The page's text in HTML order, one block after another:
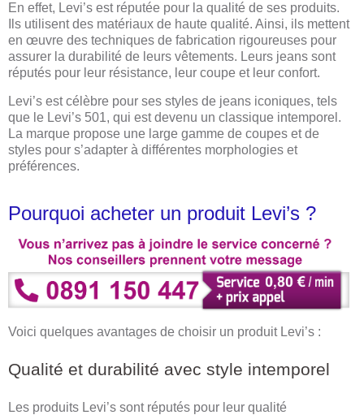
En effet, Levi’s est réputée pour la qualité de ses produits.
Ils utilisent des matériaux de haute qualité. Ainsi, ils mettent
en œuvre des techniques de fabrication rigoureuses pour
assurer la durabilité de leurs vêtements. Leurs jeans sont
réputés pour leur résistance, leur coupe et leur confort.
Levi’s est célèbre pour ses styles de jeans iconiques, tels
que le Levi’s 501, qui est devenu un classique intemporel.
La marque propose une large gamme de coupes et de
styles pour s’adapter à différentes morphologies et
préférences.
Pourquoi acheter un produit Levi’s ?
Voici quelques avantages de choisir un produit Levi’s :
Qualité et durabilité avec style intemporel
Les produits Levi’s sont réputés pour leur qualité